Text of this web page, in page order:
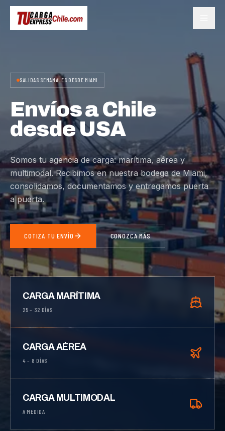
SALIDAS SEMANALES DESDE MIAMI
Envíos a Chile
desde USA
Somos tu agencia de carga: marítima, aérea y
multimodal. Recibimos en nuestra bodega de Miami,
consolidamos, documentamos y entregamos puerta
a puerta.
COTIZA TU ENVÍO CONOZCA MÁS
CARGA MARÍTIMA
25 – 32 DÍAS
CARGA AÉREA
4 – 8 DÍAS
CARGA MULTIMODAL
A MEDIDA